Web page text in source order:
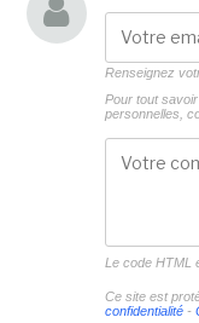
Renseignez
Pour tout
personnelles,
Le code HTML
Ce site est
confidentialité-